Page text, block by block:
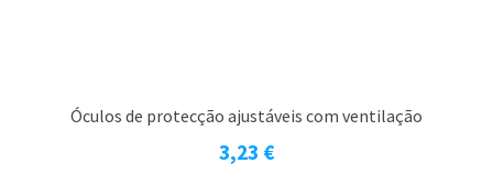
Óculos de protecção ajustáveis com ventilação
3,23 €